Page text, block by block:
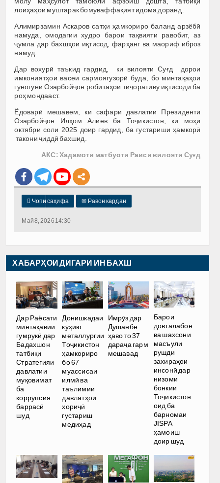
лоиҳаҳои муштарак бомуваффақият идома доранд.
Алимирзамин Аскаров сатҳи ҳамкориро баланд арзёбӣ
намуда, омодагии худро барои тақвияти равобит, аз
ҷумла дар бахшҳои иқтисод, фарҳанг ва маориф иброз
намуд.
Дар вохурӣ таъкид гардид, ки вилояти Суғд дорои
имкониятҳои васеи сармоягузорӣ буда, бо минтақаҳои
гуногуни Озарбойҷон робитаҳои тиҷоративу иқтисодӣ ба
роҳ мондааст.
Ёдоварӣ мешавем, ки сафари давлатии Президенти
Озарбойҷон Илҳом Алиев ба Тоҷикистон, ки моҳи
октябри соли 2025 доир гардид, ба густариши ҳамкорӣ
такони ҷиддӣ бахшид.
АКС: Хадамоти матбуоти Раиси вилояти Суғд
 Чопи саҳифа ✉ Равон кардан
Май 8, 2026 14:30
ХАБАРҲОИ ДИГАРИ ИН БАХШ
Дар Раёсати
минтақавии
гумрукӣ дар
Бадахшон
татбиқи
Стратегияи
давлатии
муқовимат
ба
коррупсия
баррасӣ
шуд
Донишкадаи
кӯҳию
металлургии
Тоҷикистон
ҳамкориро
бо 67
муассисаи
илмӣ ва
таълимии
давлатҳои
хориҷӣ
густариш
медиҳад
Имрӯз дар
Душанбе
ҳаво то 37
дараҷа гарм
мешавад
Барои
довталабон
ва шахсони
масъули
рушди
захираҳои
инсонӣ дар
низоми
бонкии
Тоҷикистон
оид ба
барномаи
JISPA
ҳамоиш
доир шуд